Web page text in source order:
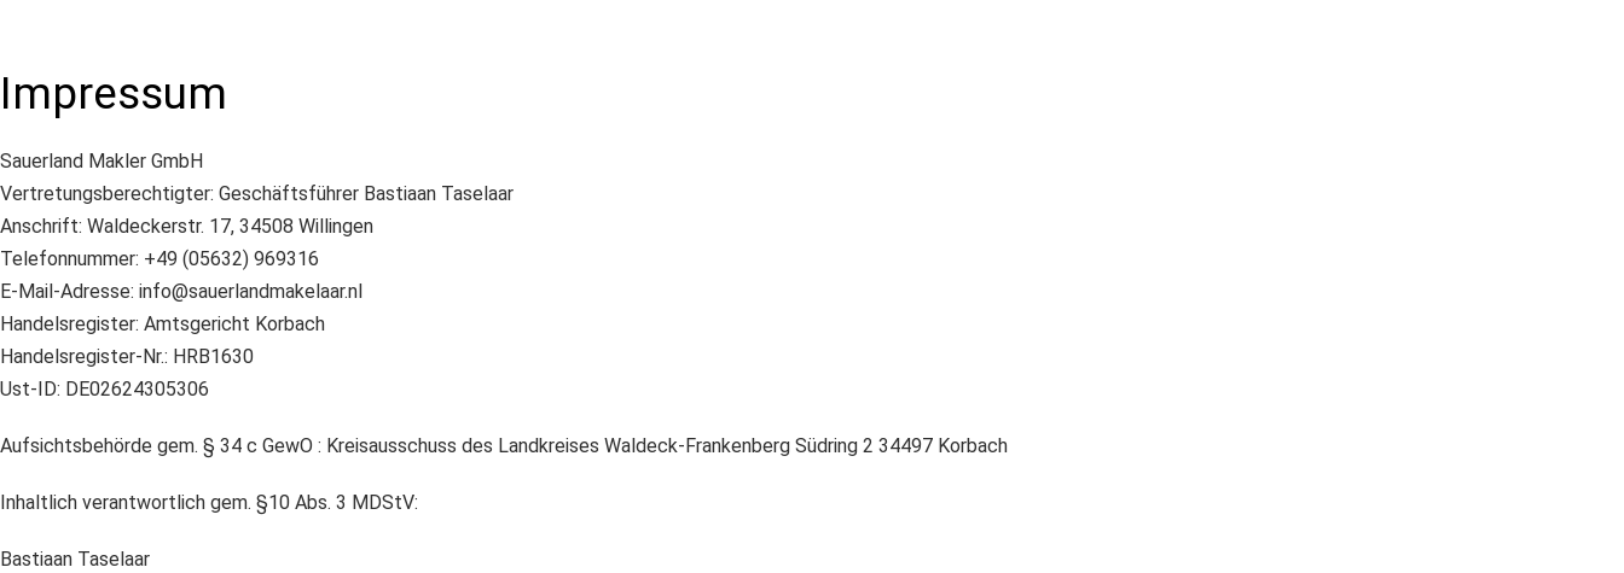
Impressum
Sauerland Makler GmbH
Vertretungsberechtigter: Geschäftsführer Bastiaan Taselaar
Anschrift: Waldeckerstr. 17, 34508 Willingen
Telefonnummer: +49 (05632) 969316
E-Mail-Adresse: info@sauerlandmakelaar.nl
Handelsregister: Amtsgericht Korbach
Handelsregister-Nr.: HRB1630
Ust-ID: DE02624305306
Aufsichtsbehörde gem. § 34 c GewO : Kreisausschuss des Landkreises Waldeck-Frankenberg Südring 2 34497 Korbach
Inhaltlich verantwortlich gem. §10 Abs. 3 MDStV:
Bastiaan Taselaar